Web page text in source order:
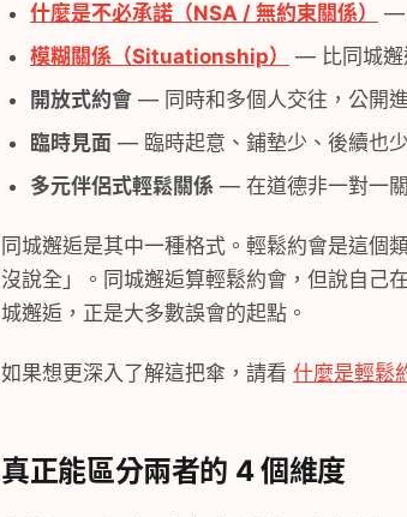
什麼是不必承諾（NSA / 無約束關係）
—
模糊關係（Situationship）
— 比同城邂
開放式約會 — 同時和多個人交往，公開
臨時見面 — 臨時起意、鋪墊少、後續也少
多元伴侶式輕鬆關係 — 在道德非一對一
同城邂逅是其中一種格式。輕鬆約會是這個
沒說全」。同城邂逅算輕鬆約會，但說自己
城邂逅，正是大多數誤會的起點。
如果想更深入了解這把傘，請看 什麼是輕鬆
真正能區分兩者的 4 個維度